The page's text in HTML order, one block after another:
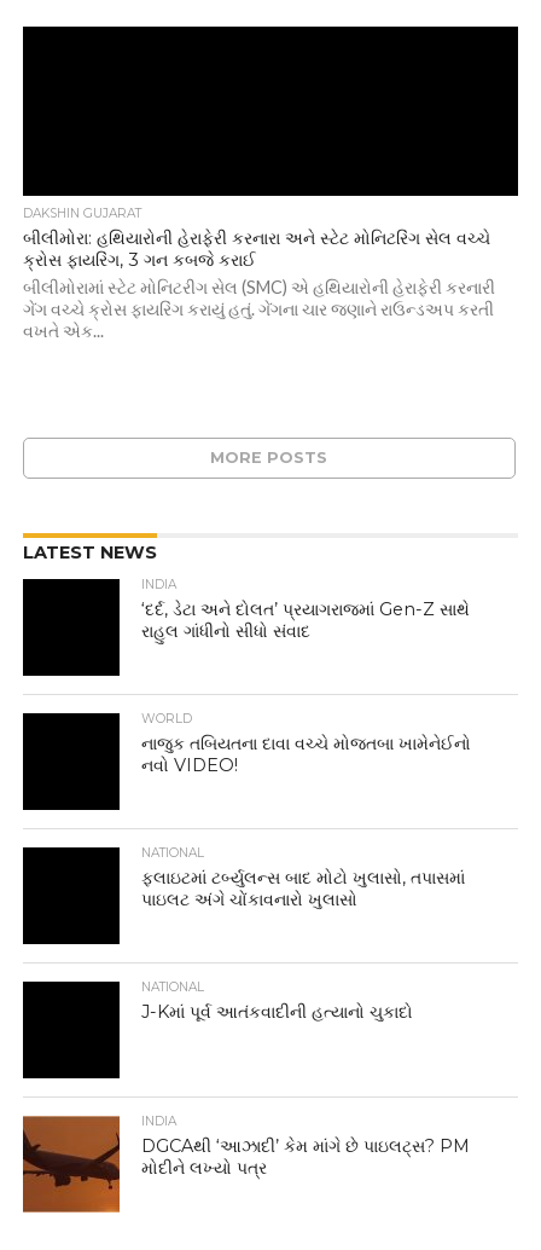
DAKSHIN GUJARAT
બીલીમોરા: હથિયારોની હેરાફેરી કરનારા અને સ્ટેટ મોનિટરિંગ સેલ વચ્ચે
ક્રોસ ફાયરિંગ, 3 ગન કબજે કરાઈ
બીલીમોરામાં સ્ટેટ મોનિટરીગ સેલ (SMC) એ હથિયારોની હેરાફેરી કરનારી
ગેંગ વચ્ચે ક્રોસ ફાયરિંગ કરાયું હતું. ગેંગના ચાર જણાને રાઉન્ડઅપ કરતી
વખતે એક...
MORE POSTS
LATEST NEWS
INDIA
‘દર્દ, ડેટા અને દોલત’ પ્રયાગરાજમાં Gen-Z સાથે
રાહુલ ગાંધીનો સીધો સંવાદ
WORLD
નાજુક તબિયતના દાવા વચ્ચે મોજતબા ખામેનેઈનો
નવો VIDEO!
NATIONAL
ફ્લાઇટમાં ટર્બ્યુલન્સ બાદ મોટો ખુલાસો, તપાસમાં
પાઇલટ અંગે ચોંકાવનારો ખુલાસો
NATIONAL
J-Kમાં પૂર્વ આતંકવાદીની હત્યાનો ચુકાદો
INDIA
DGCAથી ‘આઝાદી’ કેમ માંગે છે પાઇલટ્સ? PM
મોદીને લખ્યો પત્ર